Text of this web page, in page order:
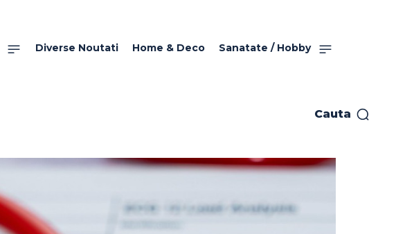
Diverse Noutati Home & Deco Sanatate / Hobby
Cauta